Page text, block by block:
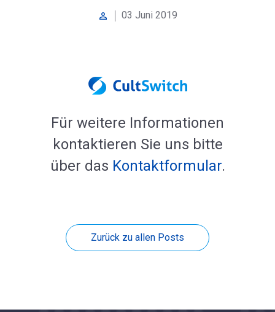
perm_identity 03 Juni 2019
Für weitere Informationen
kontaktieren Sie uns bitte
über das Kontaktformular.
Zurück zu allen Posts